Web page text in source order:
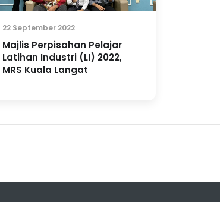
22 September 2022
Majlis Perpisahan Pelajar
Latihan Industri (LI) 2022,
MRS Kuala Langat